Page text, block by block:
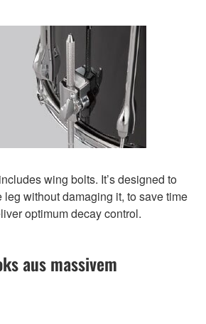
wing bolts. It’s designed to
leg without damaging it, to save time
optimum decay control.
aus massivem